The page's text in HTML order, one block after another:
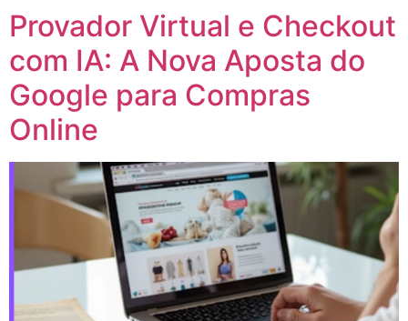
Provador Virtual e Checkout
com IA: A Nova Aposta do
Google para Compras
Online